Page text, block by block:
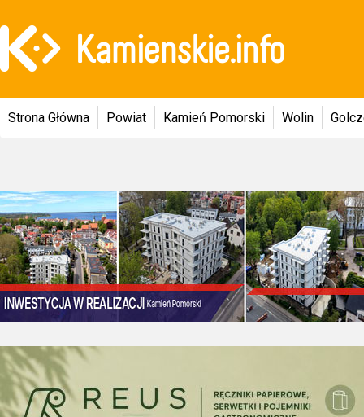
Strona Główna Powiat Kamień Pomorski Wolin